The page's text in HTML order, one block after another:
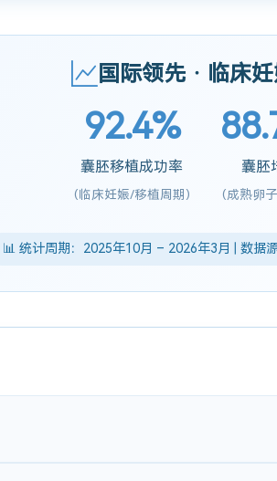
国际领先 · 临床
92.4%
囊胚移植成功率
(临床妊娠/移植周期)
囊胚
(成熟卵
📊 统计周期：2025年10月 – 2026年3月 | 数据